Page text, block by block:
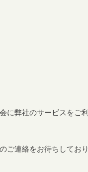
に弊社のサービスをご利
ご連絡をお待ちしており